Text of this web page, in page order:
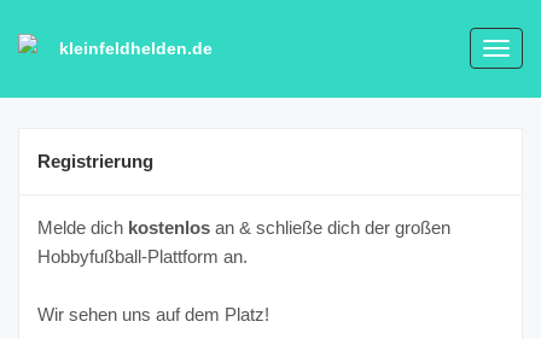
kleinfeldhelden.de
Registrierung
Melde dich kostenlos an & schließe dich der großen
Hobbyfußball-Plattform an.
Wir sehen uns auf dem Platz!